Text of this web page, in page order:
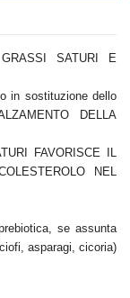
SATURI E
in sostituzione dello
DELLA
FAVORISCE IL
NEL
se assunta
asparagi, cicoria)